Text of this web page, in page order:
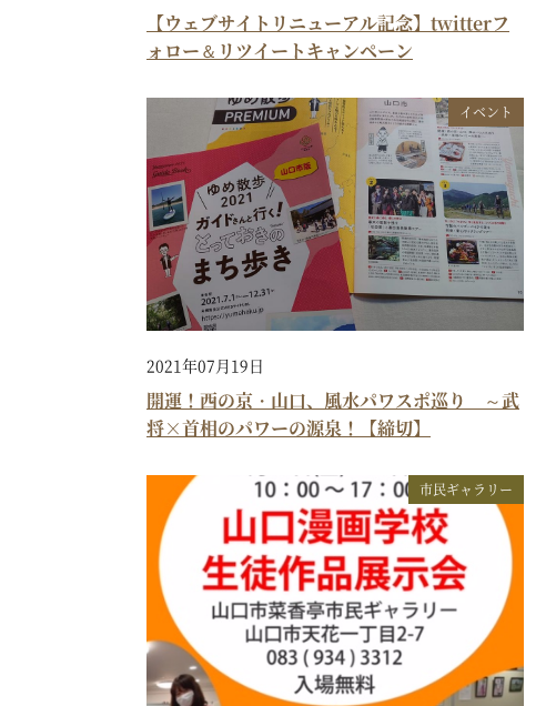
【ウェブサイトリニューアル記念】twitterフ
ォロー＆リツイートキャンペーン
イベント
2021年07月19日
開運！西の京・山口、風水パワスポ巡り ～武
将×首相のパワーの源泉！【締切】
市民ギャラリー